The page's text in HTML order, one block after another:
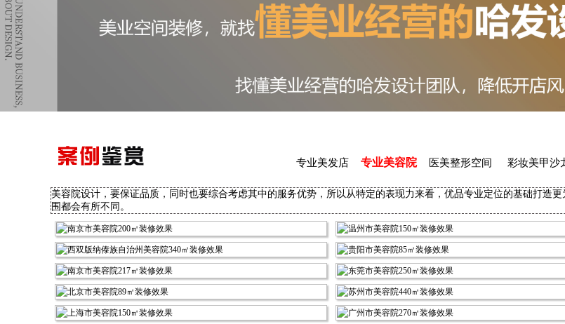
专业美发店 专业美容院 医美整形空间 彩妆美甲沙
美容院设计，要保证品质，同时也要综合考虑其中的服务优势，所以从特定的表现力来看，优品专业定位的基础打造
围都会有所不同。